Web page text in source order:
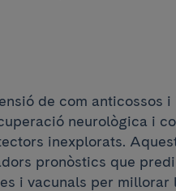
de com anticossos
neurològica i
inexplorats.
pronòstics que
i vacunals per